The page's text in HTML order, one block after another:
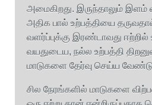
அமைகிறது. இருந்தாலும் இளம்
அதிக பால் உற்பத்தியை
வளர்ப்புக்கு இரண்டாவது
வயதுடைய, நல்ல உற்பத்தி
மாடுகளை தேர்வு செய்ய
சில நேரங்களில் மாடுகளை